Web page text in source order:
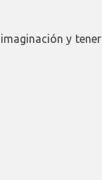
y tener